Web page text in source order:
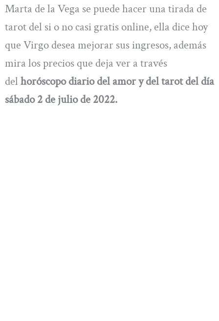
Marta de la Vega se puede hacer una tirada de
tarot del si o no casi gratis online, ella dice hoy
que Virgo desea mejorar sus ingresos, además
mira los precios que deja ver a través
del horóscopo diario del amor y del tarot del día
sábado 2 de julio de 2022.